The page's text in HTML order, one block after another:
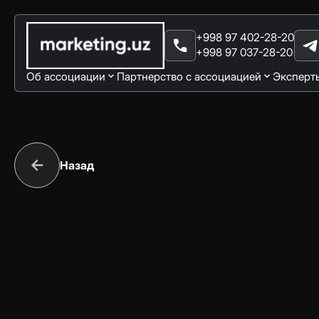
+998 97 402-28-20
+998 97 037-28-20
Об ассоциации
Партнерство с ассоциацией
Назад